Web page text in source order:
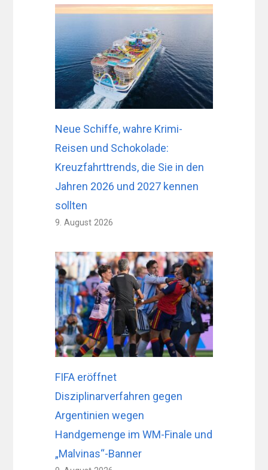
Neue Schiffe, wahre Krimi-
Reisen und Schokolade:
Kreuzfahrttrends, die Sie in den
Jahren 2026 und 2027 kennen
sollten
9. August 2026
FIFA eröffnet
Disziplinarverfahren gegen
Argentinien wegen
Handgemenge im WM-Finale und
„Malvinas“-Banner